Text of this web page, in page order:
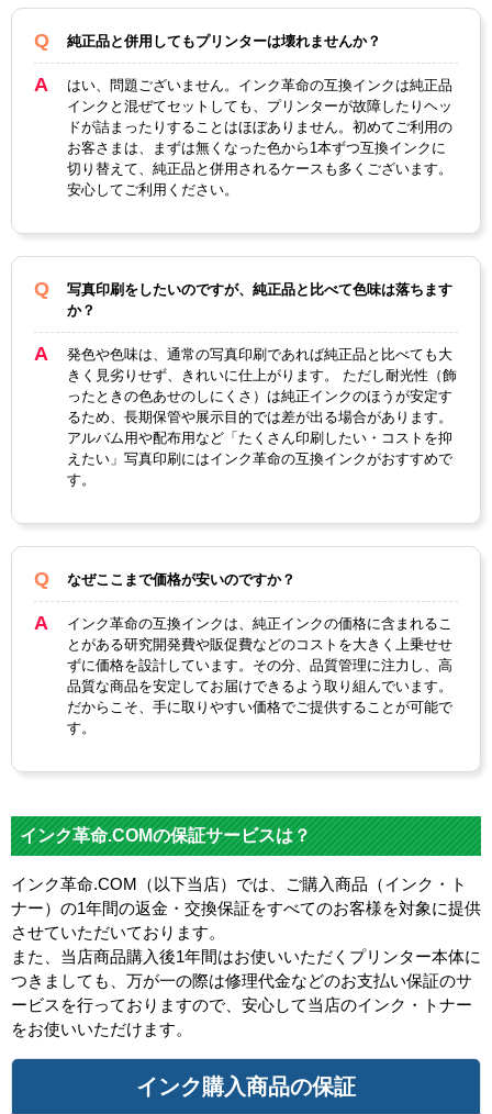
対応
型番
ICBK7
8
ICM7
8
7
カラ
ー
ブラ
ック
シア
ン
マゼ
ンタ
イエ
ロー
ブラ
ック
顔
染料
ップ
あり
製品
タイ
プ
互換インク
純正品と併用してもプリンターは壊れませんか？
はい、問題ございません。インク革命の互換インクは純正品
インクと混ぜてセットしても、プリンターが故障したりヘッ
ドが詰まったりすることはほぼありません。初めてご利用の
お客さまは、まずは無くなった色から1本ずつ互換インクに
切り替えて、純正品と併用されるケースも多くございます。
安心してご利用ください。
写真印刷をしたいのですが、純正品と比べて色味は落ちます
か？
発色や色味は、通常の写真印刷であれば純正品と比べても大
きく見劣りせず、きれいに仕上がります。 ただし耐光性（飾
ったときの色あせのしにくさ）は純正インクのほうが安定す
るため、長期保管や展示目的では差が出る場合があります。
アルバム用や配布用など「たくさん印刷したい・コストを抑
えたい」写真印刷にはインク革命の互換インクがおすすめで
す。
なぜここまで価格が安いのですか？
インク革命の互換インクは、純正インクの価格に含まれるこ
とがある研究開発費や販促費などのコストを大きく上乗せせ
ずに価格を設計しています。その分、品質管理に注力し、高
品質な商品を安定してお届けできるよう取り組んでいます。
だからこそ、手に取りやすい価格でご提供することが可能で
す。
インク革命.COMの保証サービスは？
インク革命.COM（以下当店）では、ご購入商品（インク・ト
ナー）の1年間の返金・交換保証をすべてのお客様を対象に提供
させていただいております。
また、当店商品購入後1年間はお使いいただくプリンター本体に
つきましても、万が一の際は修理代金などのお支払い保証のサ
ービスを行っておりますので、安心して当店のインク・トナー
をお使いいただけます。
インク購入商品の保証